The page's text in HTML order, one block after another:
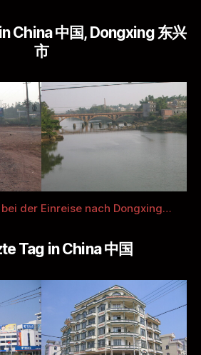
China 中国, Dongxing 东兴
市
der Einreise nach Dongxing…
Tag in China 中国